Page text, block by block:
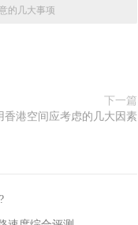
的几大事项
下一篇
香港空间应考虑的几大因素